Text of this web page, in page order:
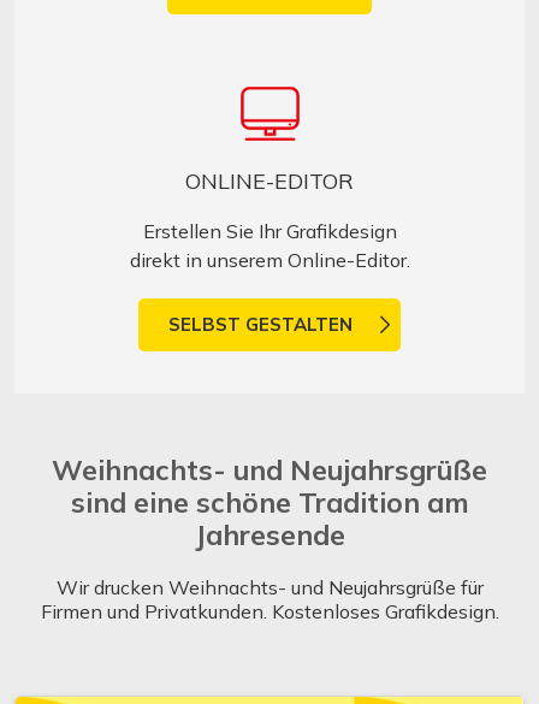
ONLINE-EDITOR
Erstellen Sie Ihr Grafikdesign
direkt in unserem Online-Editor.
SELBST GESTALTEN
Weihnachts- und Neujahrsgrüße
sind eine schöne Tradition am
Jahresende
Wir drucken Weihnachts- und Neujahrsgrüße für
Firmen und Privatkunden. Kostenloses Grafikdesign.